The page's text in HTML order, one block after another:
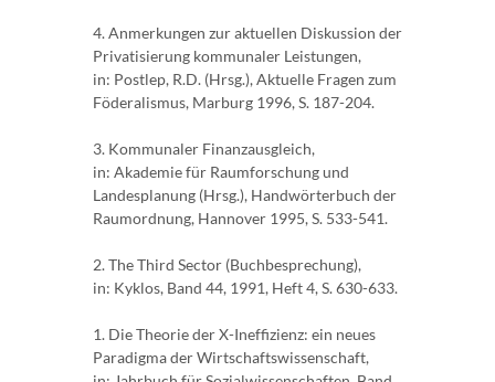
4. Anmerkungen zur aktuellen Diskussion der
Privatisierung kommunaler Leistungen,
in: Postlep, R.D. (Hrsg.), Aktuelle Fragen zum
Föderalismus, Marburg 1996, S. 187-204.
3. Kommunaler Finanzausgleich,
in: Akademie für Raumforschung und
Landesplanung (Hrsg.), Handwörterbuch der
Raumordnung, Hannover 1995, S. 533-541.
2. The Third Sector (Buchbesprechung),
in: Kyklos, Band 44, 1991, Heft 4, S. 630-633.
1. Die Theorie der X-Ineffizienz: ein neues
Paradigma der Wirtschaftswissenschaft,